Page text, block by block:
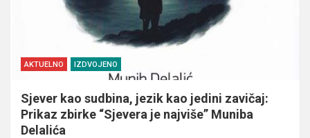
AKTUELNO IZDVOJENO
Sjever kao sudbina, jezik kao jedini zavičaj:
Prikaz zbirke “Sjevera je najviše” Muniba
Delalića